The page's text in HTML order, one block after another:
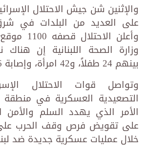
والإثنين شن جيش الاحتلال
على العديد من البلدات في
وأعلن
بينهم 24 طفلاً، و42 امرأة، وإصابة 1646 بجروح.
وتواصل قوات الاحتلال
التصعيدية العسكرية في
الأمر الذي يهدد السلم والأمن
على تقويض فرص وقف الحرب
خلال عمليات عسكرية جديدة ضد